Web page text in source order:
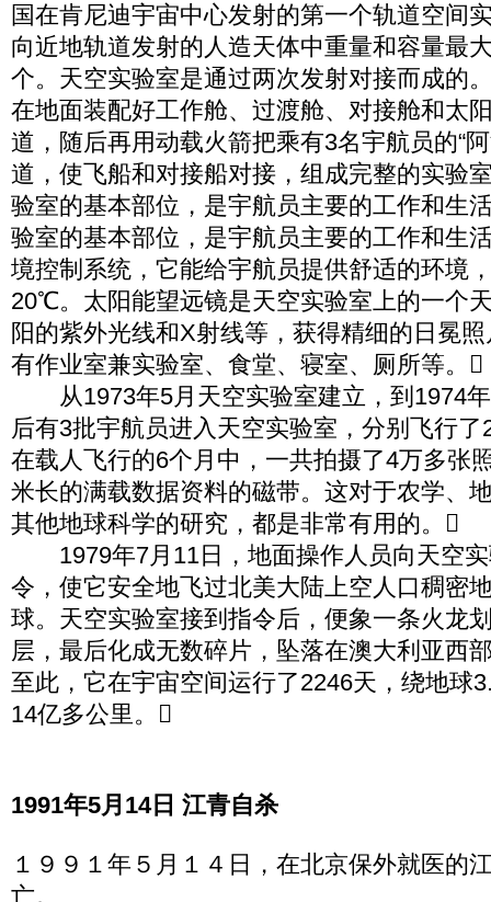
国在肯尼迪宇宙中心发射的第一个轨道空间
向近地轨道发射的人造天体中重量和容量最
个。天空实验室是通过两次发射对接而成的
在地面装配好工作舱、过渡舱、对接舱和太
道，随后再用动载火箭把乘有3名宇航员的“
道，使飞船和对接船对接，组成完整的实验
验室的基本部位，是宇航员主要的工作和生
验室的基本部位，是宇航员主要的工作和生
境控制系统，它能给宇航员提供舒适的环境
20℃。太阳能望远镜是天空实验室上的一个
阳的紫外光线和X射线等，获得精细的日冕
有作业室兼实验室、食堂、寝室、厕所等。
从1973年5月天空实验室建立，到1974年
后有3批宇航员进入天空实验室，分别飞行
在载人飞行的6个月中，一共拍摄了4万多张
米长的满载数据资料的磁带。这对于农学、
其他地球科学的研究，都是非常有用的。
1979年7月11日，地面操作人员向天空实
令，使它安全地飞过北美大陆上空人口稠密
球。天空实验室接到指令后，便象一条火龙
层，最后化成无数碎片，坠落在澳大利亚西
至此，它在宇宙空间运行了2246天，绕地球
14亿多公里。
1991年5月14日 江青自杀
１９９１年５月１４日，在北京保外就医的
亡。